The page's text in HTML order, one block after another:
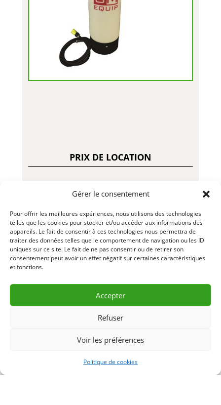
Gérer le consentement
Pour offrir les meilleures expériences, nous utilisons des technologies
telles que les cookies pour stocker et/ou accéder aux informations des
appareils. Le fait de consentir à ces technologies nous permettra de
traiter des données telles que le comportement de navigation ou les ID
uniques sur ce site. Le fait de ne pas consentir ou de retirer son
consentement peut avoir un effet négatif sur certaines caractéristiques
et fonctions.
Accepter
Refuser
Voir les préférences
Politique de cookies
PRIX DE LOCATION
20.00$ – Jour
50.00$ – Semaine
90.00$ – Mois
25.00$ – Fin de Semaine
LLL658 – R23-01
DEMANDE D’INFORMATION
& RÉSERVATION